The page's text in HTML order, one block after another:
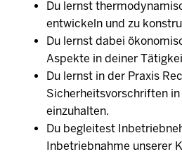
Du lernst
entwickeln und zu
Du lernst dabei
Aspekte in deiner
Du lernst in der Praxis
Sicherheitsvorschriften
einzuhalten.
Du begleitest
Inbetriebnahme unserer